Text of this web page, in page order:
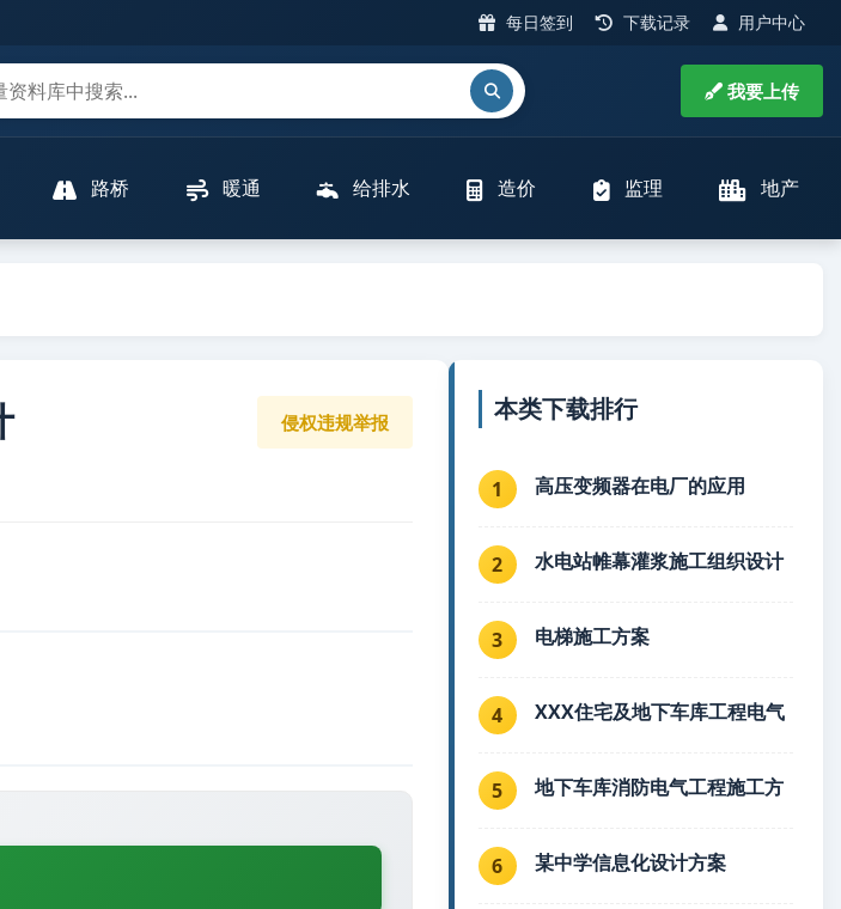
每日签到 下载记录 用户中心
我要上传
路桥 暖通 给排水 造价 监理 地产
侵权违规举报 本类下载排行
1 高压变频器在电厂的应用
2 水电站帷幕灌浆施工组织设计
3 电梯施工方案
4 XXX住宅及地下车库工程电气
5 地下车库消防电气工程施工方
6 某中学信息化设计方案